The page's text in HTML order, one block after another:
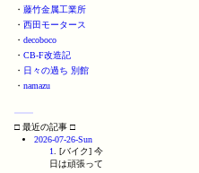
・ 藤竹金属工業所
・ 西田モータース
・ decoboco
・ CB-F改造記
・ 日々の過ち 別館
・ namazu
□ 最近の記事 □
2026-07-26-Sun
1
. [バイク] 今
日は頑張って